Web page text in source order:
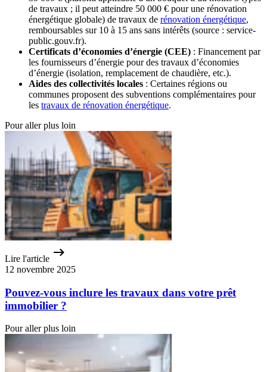
de travaux ; il peut atteindre 50 000 € pour une rénovation
énergétique globale) de travaux de rénovation énergétique,
remboursables sur 10 à 15 ans sans intérêts (source : service-
public.gouv.fr).
Certificats d’économies d’énergie (CEE) : Financement par
les fournisseurs d’énergie pour des travaux d’économies
d’énergie (isolation, remplacement de chaudière, etc.).
Aides des collectivités locales : Certaines régions ou
communes proposent des subventions complémentaires pour
les travaux de rénovation énergétique.
Pour aller plus loin
Lire l'article
12 novembre 2025
Pouvez-vous inclure les travaux dans votre prêt
immobilier ?
Pour aller plus loin